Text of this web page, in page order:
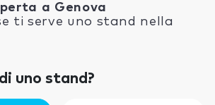
a Genova
ti serve uno stand nella
uno stand?